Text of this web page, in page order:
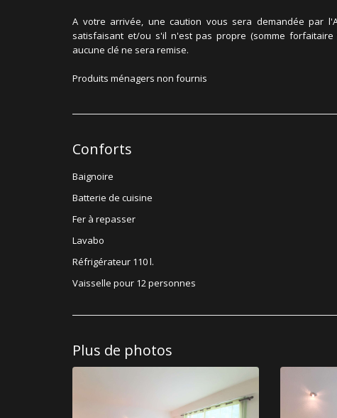
A votre arrivée, une caution vous sera demandée par
satisfaisant et/ou s'il n'est pas propre (somme
aucune clé ne sera remise.
Produits ménagers non fournis
Conforts
Baignoire
Batterie de cuisine
Fer à repasser
Lavabo
Réfrigérateur 110 l.
Vaisselle pour 12 personnes
Plus de photos